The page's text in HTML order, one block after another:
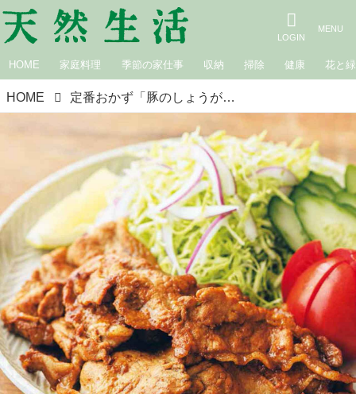
HOME 家庭料理 季節の家仕事 収納 掃除 健康 花と緑
HOME 定番おかず「豚のしょうが焼き」のつくり方。少ない調味料で減塩なのに大満足“しっかりおいしい”3つの調理ポイント／料理研究家・藤井恵さん